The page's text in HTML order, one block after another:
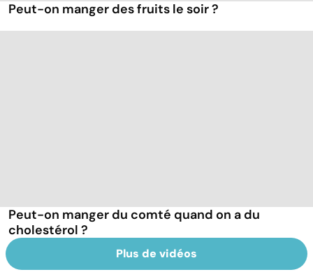
Peut-on manger des fruits le soir ?
Peut-on manger du comté quand on a du
cholestérol ?
Plus de vidéos